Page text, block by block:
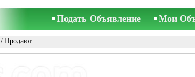
Подать Объявление Мои
/ Продают